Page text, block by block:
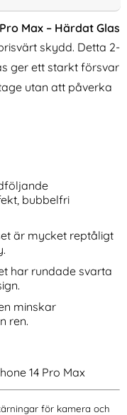
Glas
pris
tidigare pris
99 kr17 Pro Max Skal
Max – Härdat Glas
skydd. Detta 2-
ger ett starkt försvar
utan att påverka
bubbelfri
är mycket reptåligt
har rundade svarta
minskar
ren.
14 Pro Max
för kamera och